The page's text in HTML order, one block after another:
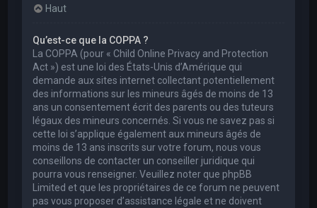
Haut
Qu’est-ce que la COPPA ?
La COPPA (pour « Child Online Privacy and Protection
Act ») est une loi des États-Unis d’Amérique qui
demande aux sites internet collectant potentiellement
des informations sur les mineurs âgés de moins de 13
ans un consentement écrit des parents ou des tuteurs
légaux des mineurs concernés. Si vous ne savez pas si
cette loi s’applique également aux mineurs âgés de
moins de 13 ans inscrits sur votre forum, nous vous
conseillons de contacter un conseiller juridique qui
pourra vous renseigner. Veuillez noter que phpBB
Limited et que les propriétaires de ce forum ne peuvent
pas vous proposer d’assistance légale et ne doivent